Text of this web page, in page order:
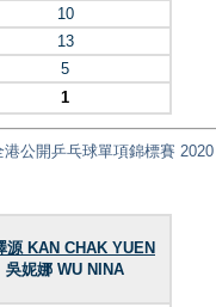
10
13
5
1
公開乒乓球單項錦標賽 2020
源 KAN CHAK YUEN
吳妮娜 WU NINA